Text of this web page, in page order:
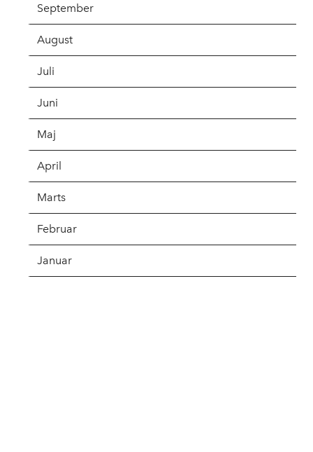
September
August
Juli
Juni
Maj
April
Marts
Februar
Januar